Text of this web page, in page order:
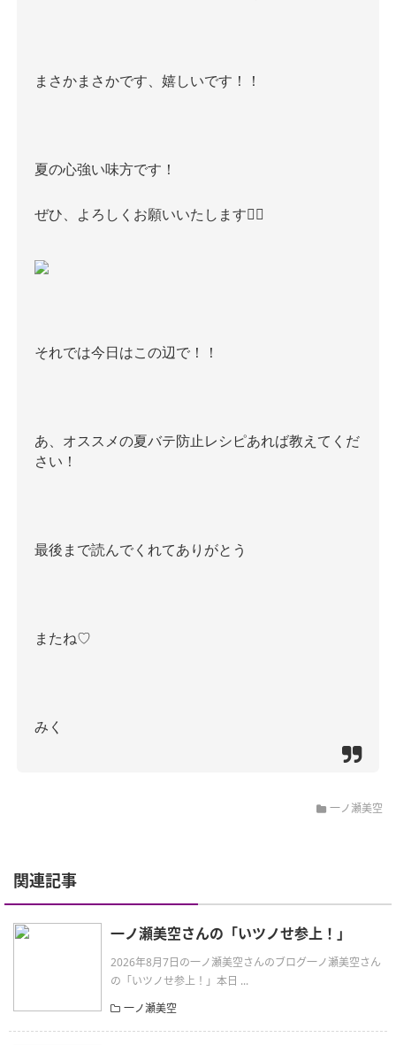
まさかまさかです、嬉しいです！！
夏の心強い味方です！
ぜひ、よろしくお願いいたします✌🏻
それでは今日はこの辺で！！
あ、オススメの夏バテ防止レシピあれば教えてくだ
さい！
最後まで読んでくれてありがとう
またね♡
みく
一ノ瀬美空
関連記事
一ノ瀬美空さんの「いツノせ参上！」
2026年8月7日の一ノ瀬美空さんのブログ一ノ瀬美空さん
の「いツノせ参上！」本日 ...
一ノ瀬美空